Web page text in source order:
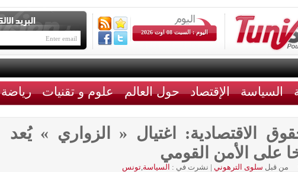
اليوم : السبت 08 اوت 2026
السياسة الإقتصاد حول العالم علوم و تقنيات رياضة
الاقتصادية: اغتيال « الزواري » يُعد
على الأمن القومي
من قبل سلوى الترهوني | نشرت في : السياسة,تونس